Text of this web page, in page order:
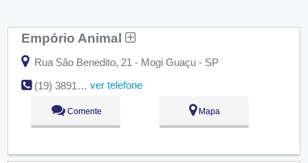
Empório Animal
Rua São Benedito, 21 - Mogi Guaçu - SP
(19) 3891-5404
ver telefone
Comente Mapa